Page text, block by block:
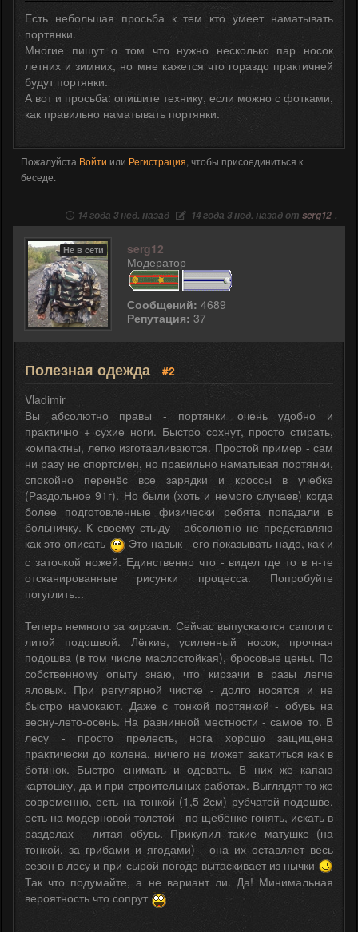
Есть небольшая просьба к тем кто умеет наматывать
портянки.
Многие пишут о том что нужно несколько пар носок
летних и зимних, но мне кажется что гораздо практичней
будут портянки.
А вот и просьба: опишите технику, если можно с фотками,
как правильно наматывать портянки.
Пожалуйста Войти или Регистрация, чтобы присоединиться к
беседе.
14 года 3 нед. назад 14 года 3 нед. назад от serg12 .
Не в сети
serg12
Модератор
Сообщений: 4689
Репутация: 37
Полезная одежда
#2
Vladimir
Вы абсолютно правы - портянки очень удобно и
практично + сухие ноги. Быстро сохнут, просто стирать,
компактны, легко изготавливаются. Простой пример - сам
ни разу не спортсмен, но правильно наматывая портянки,
спокойно перенёс все зарядки и кроссы в учебке
(Раздольное 91г). Но были (хоть и немого случаев) когда
более подготовленные физически ребята попадали в
больничку. К своему стыду - абсолютно не представляю
как это описать
Это навык - его показывать надо, как и
с заточкой ножей. Единственно что - видел где то в н-те
отсканированные рисунки процесса. Попробуйте
погуглить...
Теперь немного за кирзачи. Сейчас выпускаются сапоги с
литой подошвой. Лёгкие, усиленный носок, прочная
подошва (в том числе маслостойкая), бросовые цены. По
собственному опыту знаю, что кирзачи в разы легче
яловых. При регулярной чистке - долго носятся и не
быстро намокают. Даже с тонкой портянкой - обувь на
весну-лето-осень. На равнинной местности - самое то. В
лесу - просто прелесть, нога хорошо защищена
практически до колена, ничего не может закатиться как в
ботинок. Быстро снимать и одевать. В них же капаю
картошку, да и при строительных работах. Выглядят то же
современно, есть на тонкой (1,5-2см) рубчатой подошве,
есть на модерновой толстой - по щебёнке гонять, искать в
разделах - литая обувь. Прикупил такие матушке (на
тонкой, за грибами и ягодами) - она их оставляет весь
сезон в лесу и при сырой погоде вытаскивает из нычки
Так что подумайте, а не вариант ли. Да! Минимальная
вероятность что сопрут